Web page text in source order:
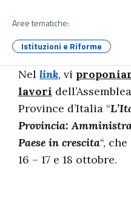
Aree tematiche:
Istituzioni e Riforme
Nel link, vi
lavori
Province d’Italia “
Provincia:
Paese in crescita“,
16 – 17 e 18 ottobre.